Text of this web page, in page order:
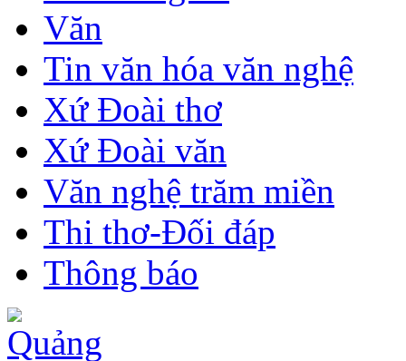
Văn
Tin văn hóa văn nghệ
Xứ Đoài thơ
Xứ Đoài văn
Văn nghệ trăm miền
Thi thơ-Đối đáp
Thông báo